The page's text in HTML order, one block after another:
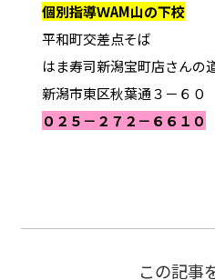
個別指導ＷAM山の下校
平和町交差点そば
はま寿司新潟宝町店さんの
新潟市東区秋葉通３－６
０２５－２７２－６６１０
この記事